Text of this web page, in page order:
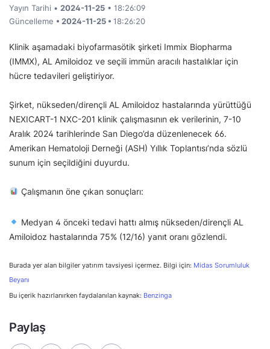
Yayın Tarihi • 2024-11-25 • 18:26:09
Güncelleme • 2024-11-25 • 18:26:20
Klinik aşamadaki biyofarmasötik şirketi Immix Biopharma
(IMMX), AL Amiloidoz ve seçili immün aracılı hastalıklar için
hücre tedavileri geliştiriyor.
Şirket, nükseden/dirençli AL Amiloidoz hastalarında yürüttüğü
NEXICART-1 NXC-201 klinik çalışmasının ek verilerinin, 7-10
Aralık 2024 tarihlerinde San Diego’da düzenlenecek 66.
Amerikan Hematoloji Derneği (ASH) Yıllık Toplantısı’nda sözlü
sunum için seçildiğini duyurdu.
Çalışmanın öne çıkan sonuçları:
Medyan 4 önceki tedavi hattı almış nükseden/dirençli AL
Amiloidoz hastalarında 75% (12/16) yanıt oranı gözlendi.
Burada yer alan bilgiler yatırım tavsiyesi içermez. Bilgi için: Midas Sorumluluk
Beyanı
Bu içerik hazırlanırken faydalanılan kaynak: Benzinga
Paylaş